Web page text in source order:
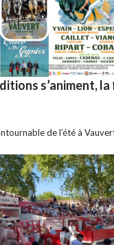
s’animent,
de l’été à